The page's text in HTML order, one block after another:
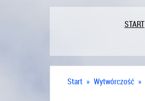
START
Start » Wytwórczość »